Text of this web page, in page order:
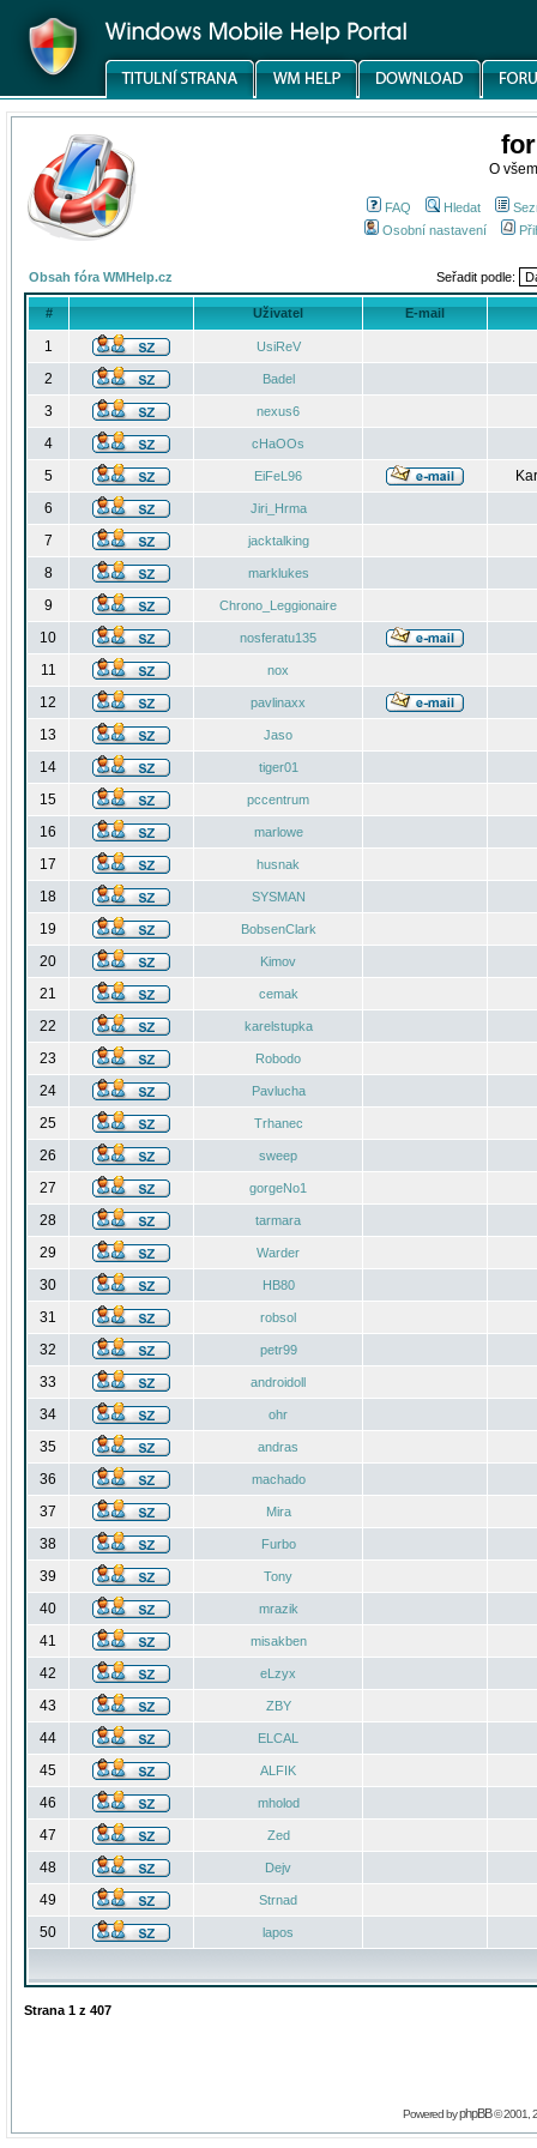
O
FAQ Hledat
Osobní nastavení
Obsah fóra WMHelp.cz Seřadit podle:
# Uživatel E-mail
1 UsiReV
2 Badel
3 nexus6
4 cHaOOs
5 EiFeL96
6
Jiri_Hrma
7 jacktalking
8 marklukes
9 Chrono_Leggionaire
10 nosferatu135
11 nox
12 pavlinaxx
13 Jaso
14 tiger01
15 pccentrum
16 marlowe
17 husnak
18 SYSMAN
19 BobsenClark
20 Kimov
21 cemak
22 karelstupka
23 Robodo
24 Pavlucha
25 Trhanec
26 sweep
27 gorgeNo1
28 tarmara
29 Warder
30 HB80
31 robsol
32 petr99
33 androidoll
34 ohr
35 andras
36 machado
37 Mira
38 Furbo
39 Tony
40 mrazik
41 misakben
42 eLzyx
43 ZBY
44 ELCAL
45 ALFIK
46 mholod
47 Zed
48 Dejv
49 Strnad
50 lapos
Strana 1 z 407
Powered byphpBB© 2001,